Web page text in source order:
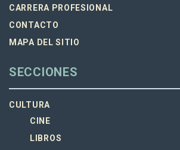
CARRERA PROFESIONAL
CONTACTO
MAPA DEL SITIO
SECCIONES
CULTURA
CINE
LIBROS